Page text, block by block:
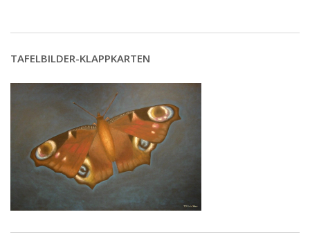
TAFELBILDER-KLAPPKARTEN